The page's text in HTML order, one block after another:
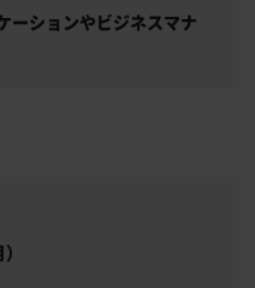
ーションやビジネスマナ